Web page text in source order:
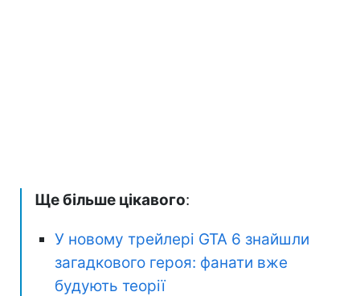
Ще більше цікавого:
У новому трейлері GTA 6 знайшли
загадкового героя: фанати вже
будують теорії